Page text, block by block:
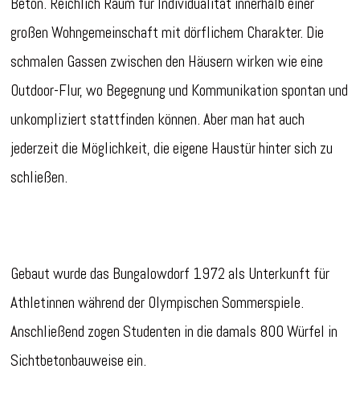
großen Wohngemeinschaft mit dörflichem Charakter. Die
schmalen Gassen zwischen den Häusern wirken wie eine
Outdoor-Flur, wo Begegnung und Kommunikation spontan und
unkompliziert stattfinden können. Aber man hat auch
jederzeit die Möglichkeit, die eigene Haustür hinter sich zu
schließen.
Gebaut wurde das Bungalowdorf 1972 als Unterkunft für
Athletinnen während der Olympischen Sommerspiele.
Anschließend zogen Studenten in die damals 800 Würfel in
Sichtbetonbauweise ein.